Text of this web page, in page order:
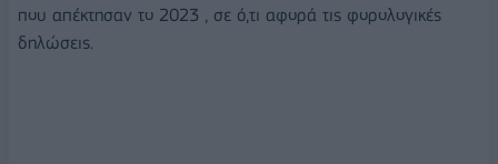
που απέκτησαν το 2023 , σε ό,τι αφορά τις φορολογικές
δηλώσεις.